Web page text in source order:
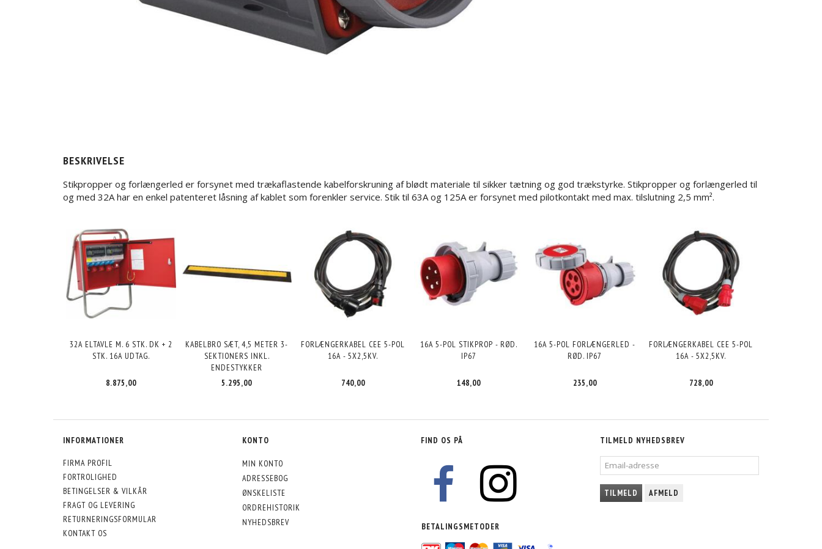
BESKRIVELSE
Stikpropper og forlængerled er forsynet med trækaflastende kabelforskruning af blødt materiale til sikker tætning og god trækstyrke. Stikpropper og forlængerled til
og med 32A har en enkel patenteret låsning af kablet som forenkler service. Stik til 63A og 125A er forsynet med pilotkontakt med max. tilslutning 2,5 mm².
32A ELTAVLE M. 6 STK. DK + 2
STK. 16A UDTAG.
8.875,00
KABELBRO SÆT, 4,5 METER 3-
SEKTIONERS INKL.
ENDESTYKKER
5.295,00
FORLÆNGERKABEL CEE 5-POL
16A - 5X2,5KV.
740,00
16A 5-POL STIKPROP - RØD.
IP67
148,00
16A 5-POL FORLÆNGERLED -
RØD. IP67
235,00
FORLÆNGERKABEL CEE 5-POL
16A - 5X2,5KV.
728,00
INFORMATIONER
FIRMA PROFIL
FORTROLIGHED
BETINGELSER & VILKÅR
FRAGT OG LEVERING
RETURNERINGSFORMULAR
KONTAKT OS
KONTO
MIN KONTO
ADRESSEBOG
ØNSKELISTE
ORDREHISTORIK
NYHEDSBREV
FIND OS PÅ
BETALINGSMETODER
TILMELD NYHEDSBREV
EMAIL-
ADRESSE
TILMELD AFMELD